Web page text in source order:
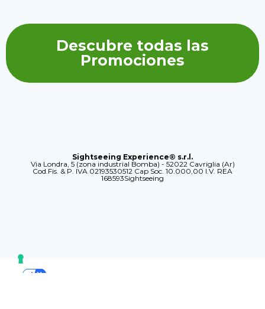
Descubre todas las
Promociones
Sightseeing Experience® s.r.l.
Via Londra, 5 (zona industrial Bomba) - 52022 Cavriglia (Ar)
Cod.Fis. & P. IVA 02193530512 Cap Soc. 10.000,00 I.V. REA
168593Sightseeing
SUS OPCIONES DE PRIVACIDAD